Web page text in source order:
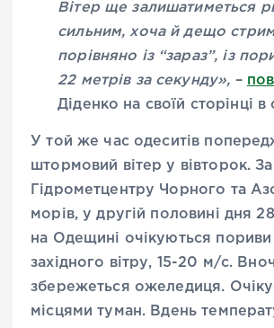
Вітер ще залишатиметься
сильним, хоча й дещо
порівняно із “зараз”, із
22 метрів за секунду», –
Діденко на своїй сторінці
У той же час одеситів
штормовий вітер у вівторок. За
Гідрометцентру Чорного та
морів, у другій половині дня
на Одещині очікуються пориви
західного вітру, 15-20 м/с.
збережеться ожеледиця.
місцями туман. Вдень